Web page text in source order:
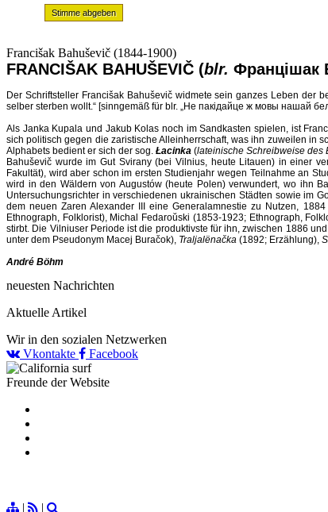
Francišak Bahuševič (1844-1900)
FRANCIŠAK BAHUŠEVIČ (blr. Францішак
Der Schriftsteller Francišak Bahuševič widmete sein ganzes Leben der
selber sterben wollt.“ [sinngemäß für blr. „Не пакідайце ж мовы нашай
Als Janka Kupala und Jakub Kolas noch im Sandkasten spielen, ist
sich politisch gegen die zaristische Alleinherrschaft, was ihn zuweilen in
Alphabets bedient er sich der sog. Łacinka (lateinische Schreibweise des
Bahuševič wurde im Gut Svirany (bei Vilnius, heute Litauen) in einer
Fakultät), wird aber schon im ersten Studienjahr wegen Teilnahme an
wird in den Wäldern von Augustów (heute Polen) verwundert, wo ihn
Untersuchungsrichter in verschiedenen ukrainischen Städten sowie im
dem neuen Zaren Alexander III eine Generalamnestie zu Nutzen,
Ethnograph, Folklorist), Michal Fedaroŭski (1853-1923; Ethnograph,
stirbt. Die Vilniuser Periode ist die produktivste für ihn, zwischen 1886
unter dem Pseudonym Macej Buračok), Traljalënačka (1892; Erzählung),
André Böhm
neuesten Nachrichten
Aktuelle Artikel
Wir in den sozialen Netzwerken
Vkontakte
Facebook
Freunde der Website
| |